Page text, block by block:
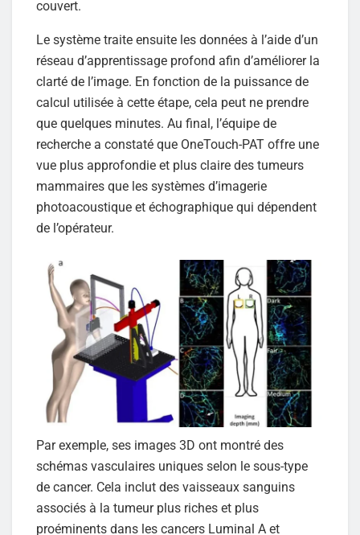
couvert.
Le système traite ensuite les données à l’aide d’un
réseau d’apprentissage profond afin d’améliorer la
clarté de l’image. En fonction de la puissance de
calcul utilisée à cette étape, cela peut ne prendre
que quelques minutes. Au final, l’équipe de
recherche a constaté que OneTouch-PAT offre une
vue plus approfondie et plus claire des tumeurs
mammaires que les systèmes d’imagerie
photoacoustique et échographique qui dépendent
de l’opérateur.
Par exemple, ses images 3D ont montré des
schémas vasculaires uniques selon le sous-type
de cancer. Cela inclut des vaisseaux sanguins
associés à la tumeur plus riches et plus
proéminents dans les cancers Luminal A et